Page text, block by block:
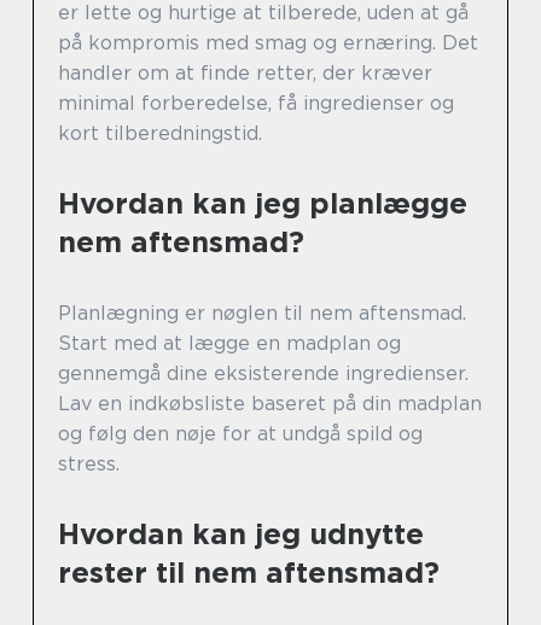
er lette og hurtige at tilberede, uden at gå
på kompromis med smag og ernæring. Det
handler om at finde retter, der kræver
minimal forberedelse, få ingredienser og
kort tilberedningstid.
Hvordan kan jeg planlægge
nem aftensmad?
Planlægning er nøglen til nem aftensmad.
Start med at lægge en madplan og
gennemgå dine eksisterende ingredienser.
Lav en indkøbsliste baseret på din madplan
og følg den nøje for at undgå spild og
stress.
Hvordan kan jeg udnytte
rester til nem aftensmad?